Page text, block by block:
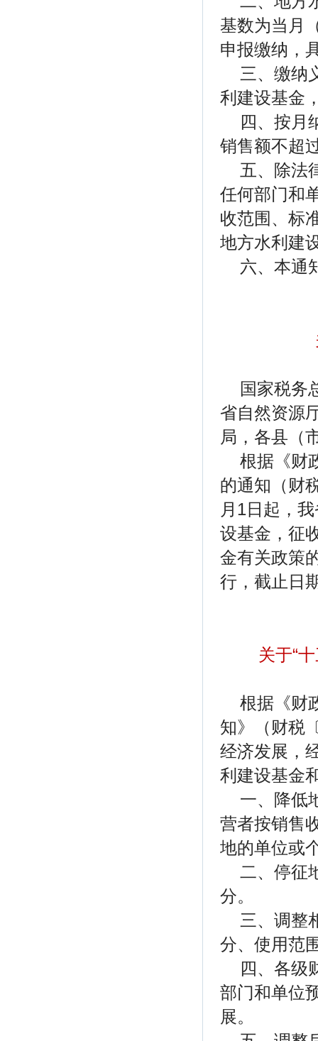
基数为当月
申报缴纳，
三、缴纳
利建设基金
四、按月
销售额不超
五、除法
任何部门和
收范围、标
地方水利建
六、本通
国家税务
省自然资源
局，各县（
根据《财
的通知（财
月1日起，
设基金，征
金有关政策
行，截止日
关于“
根据《财
知》（财税
经济发展，
利建设基金
一、降低
营者按销售
地的单位或
二、停征
分。
三、调整
分、使用范
四、各级
部门和单位
展。